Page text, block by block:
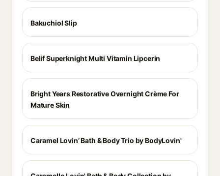
Bakuchiol Slip
Belif Superknight Multi Vitamin Lipcerin
Bright Years Restorative Overnight Crème For
Mature Skin
Caramel Lovin’ Bath & Body Trio by BodyLovin'